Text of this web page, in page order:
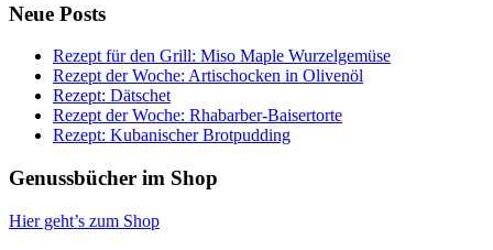
Neue Posts
Rezept für den Grill: Miso Maple Wurzelgemüse
Rezept der Woche: Artischocken in Olivenöl
Rezept: Dätschet
Rezept der Woche: Rhabarber-Baisertorte
Rezept: Kubanischer Brotpudding
Genussbücher im Shop
Hier geht’s zum Shop